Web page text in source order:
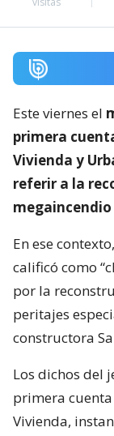
Este viernes el
primera
Vivienda y
referir a la
megaincendio
En ese
calificó como
por la
peritajes
constructora
Los dichos del
primera
Vivienda,